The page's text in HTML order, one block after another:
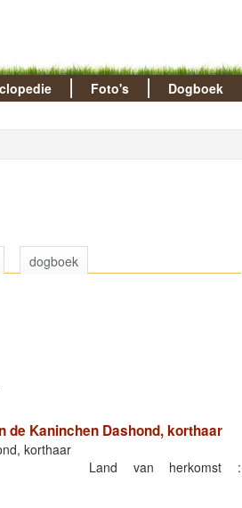
Foto's Dogboek
dogboek
de Kaninchen Dashond, korthaar
Land van herkomst :